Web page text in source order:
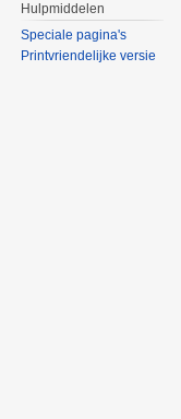
Hulpmiddelen
Speciale pagina's
Printvriendelijke versie